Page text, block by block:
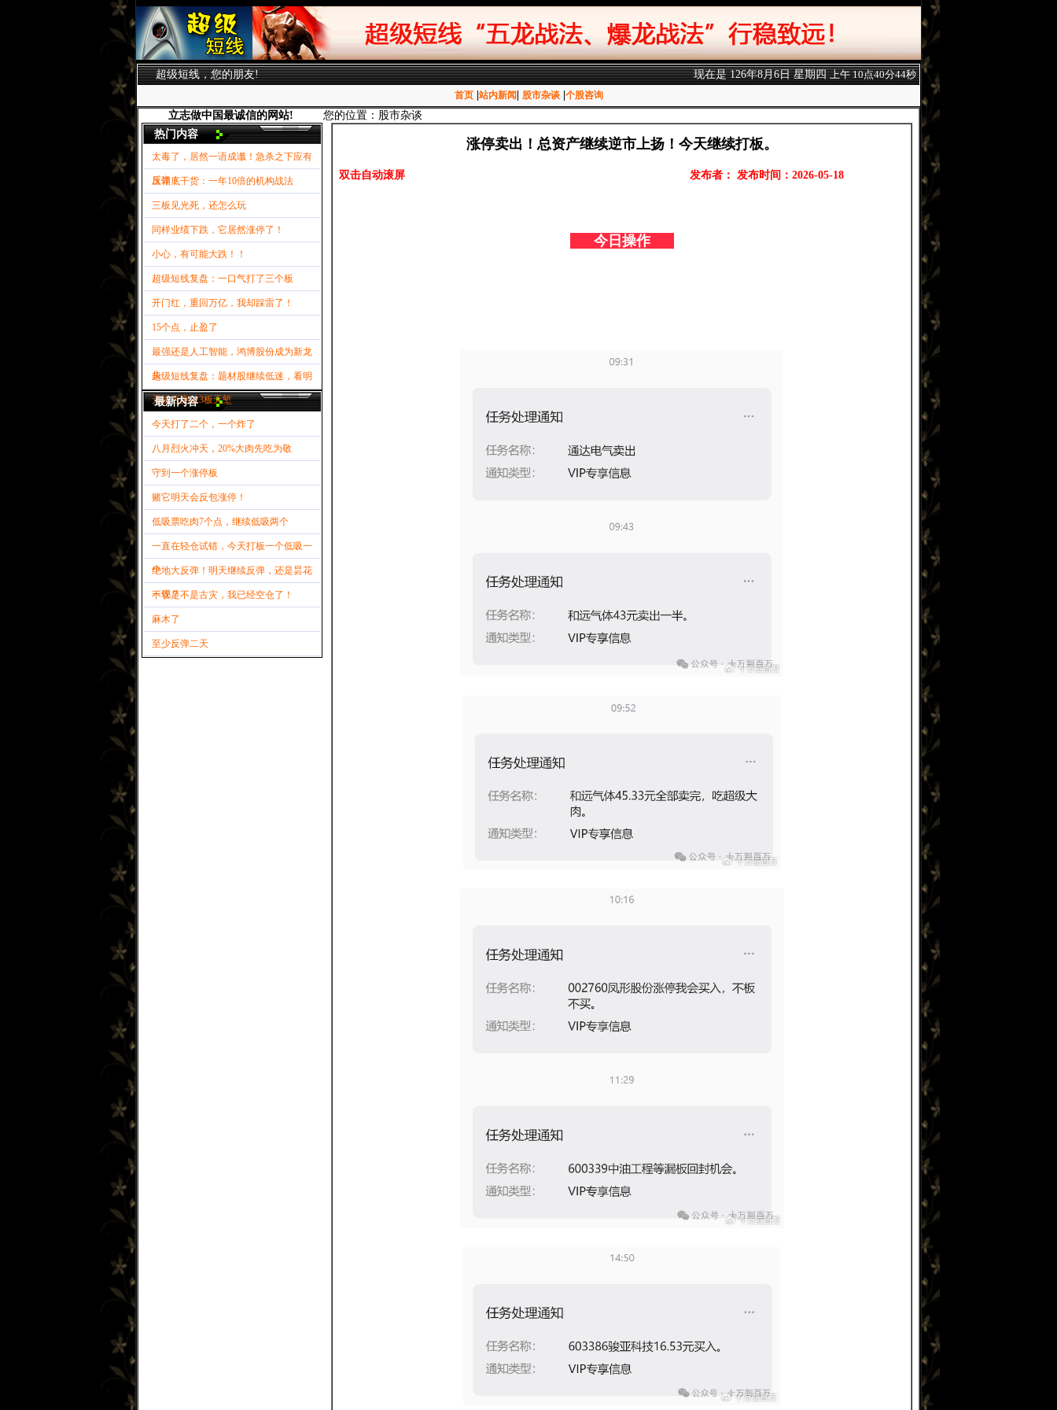
超级短线，您的朋友! 现在是126年8月6日 星期四上午 10点40分44秒
首页| 站内新闻| 股市杂谈| 个股咨询
立志做中国最诚信的网站!
您的位置：股市杂谈
热门内容
太毒了，居然一语成谶！急杀之下应有
反弹！
压箱底干货：一年10倍的机构战法
三板见光死，还怎么玩
同样业绩下跌，它居然涨停了！
小心，有可能大跌！！
超级短线复盘：一口气打了三个板
开门红，重回万亿，我却踩雷了！
15个点，止盈了
最强还是人工智能，鸿博股份成为新龙
头
超级短线复盘：题材股继续低迷，看明
天能否突破3板天堑
最新内容
今天打了二个，一个炸了
八月烈火冲天，20%大肉先吃为敬
守到一个涨停板
赌它明天会反包涨停！
低吸票吃肉7个点，继续低吸两个
一直在轻仓试错，今天打板一个低吸一
个
绝地大反弹！明天继续反弹，还是昙花
一现？
不管是不是古灾，我已经空仓了！
麻木了
至少反弹二天
涨停卖出！总资产继续逆市上扬！今天继续打板。
双击自动滚屏 发布者： 发布时间：2026-05-18
今日操作